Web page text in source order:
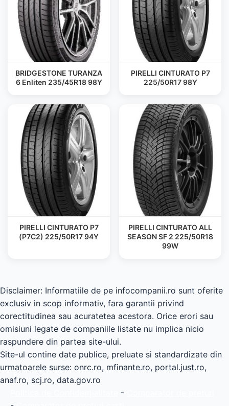
BRIDGESTONE TURANZA
6 Enliten 235/45R18 98Y
PIRELLI CINTURATO P7
225/50R17 98Y
PIRELLI CINTURATO P7
(P7C2) 225/50R17 94Y
PIRELLI CINTURATO ALL
SEASON SF 2 225/50R18
99W
Disclaimer: Informatiile de pe infocompanii.ro sunt oferite
exclusiv in scop informativ, fara garantii privind
corectitudinea sau acuratetea acestora. Orice erori sau
omisiuni legate de companiile listate nu implica nicio
raspundere din partea site-ului.
Site-ul contine date publice, preluate si standardizate din
urmatoarele surse: onrc.ro, mfinante.ro, portal.just.ro,
anaf.ro, scj.ro, data.gov.ro
-